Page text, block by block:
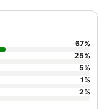
67%
25%
5%
1%
2%